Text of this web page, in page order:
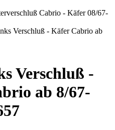
Verschluß -
ab 8/67-